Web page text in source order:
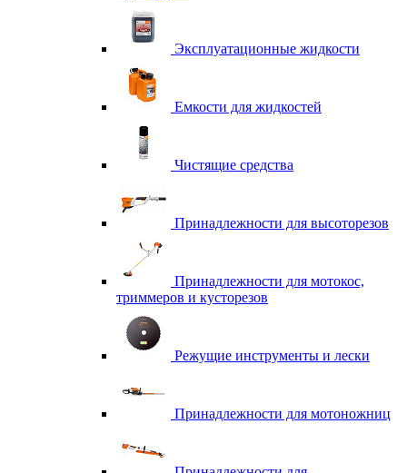
Эксплуатационные жидкости
Емкости для жидкостей
Чистящие средства
Принадлежности для высоторезов
Принадлежности для мотокос,
триммеров и кусторезов
Режущие инструменты и лески
Принадлежности для мотоножниц